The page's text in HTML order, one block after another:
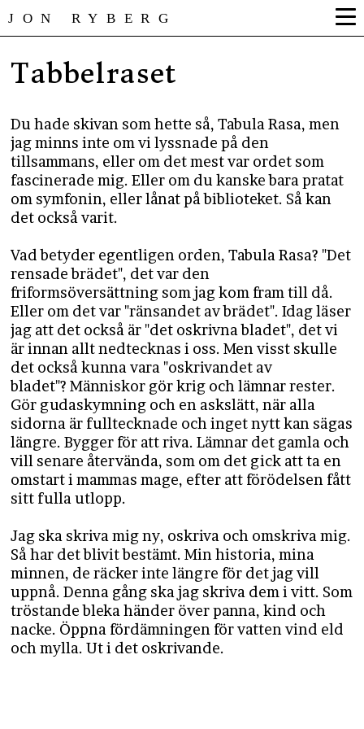
JON RYBERG
Tabbelraset
Du hade skivan som hette så, Tabula Rasa, men
jag minns inte om vi lyssnade på den
tillsammans, eller om det mest var ordet som
fascinerade mig. Eller om du kanske bara pratat
om symfonin, eller lånat på biblioteket. Så kan
det också varit.
Vad betyder egentligen orden, Tabula Rasa? "Det
rensade brädet", det var den
friformsöversättning som jag kom fram till då.
Eller om det var "ränsandet av brädet". Idag läser
jag att det också är "det oskrivna bladet", det vi
är innan allt nedtecknas i oss. Men visst skulle
det också kunna vara "oskrivandet av
bladet"? Människor gör krig och lämnar rester.
Gör gudaskymning och en askslätt, när alla
sidorna är fulltecknade och inget nytt kan sägas
längre. Bygger för att riva. Lämnar det gamla och
vill senare återvända, som om det gick att ta en
omstart i mammas mage, efter att förödelsen fått
sitt fulla utlopp.
Jag ska skriva mig ny, oskriva och omskriva mig.
Så har det blivit bestämt. Min historia, mina
minnen, de räcker inte längre för det jag vill
uppnå. Denna gång ska jag skriva dem i vitt. Som
tröstande bleka händer över panna, kind och
nacke. Öppna fördämningen för vatten vind eld
och mylla. Ut i det oskrivande.